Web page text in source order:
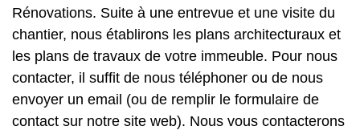
Rénovations. Suite à une entrevue et une visite du
chantier, nous établirons les plans architecturaux et
les plans de travaux de votre immeuble. Pour nous
contacter, il suffit de nous téléphoner ou de nous
envoyer un email (ou de remplir le formulaire de
contact sur notre site web). Nous vous contacterons